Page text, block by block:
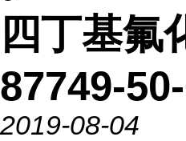
四丁基氟
87749-
2019-08-04